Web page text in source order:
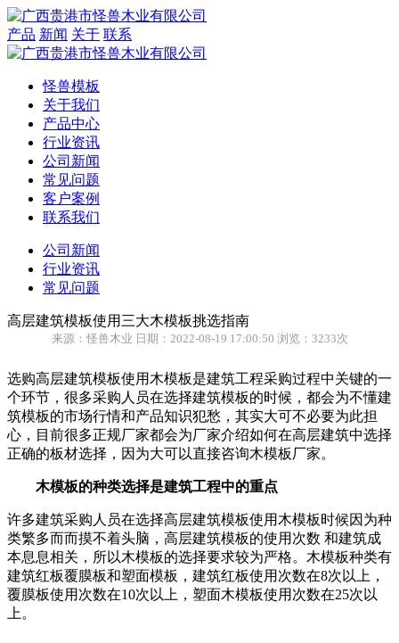
产品 新闻 关于 联系
怪兽模板
关于我们
产品中心
行业资讯
公司新闻
常见问题
客户案例
联系我们
公司新闻
行业资讯
常见问题
高层建筑模板使用三大木模板挑选指南
来源：怪兽木业 日期：2022-08-19 17:00:50 浏览：3233次
选购高层建筑模板使用木模板是建筑工程采购过程中关键的一
个环节，很多采购人员在选择建筑模板的时候，都会为不懂建
筑模板的市场行情和产品知识犯愁，其实大可不必要为此担
心，目前很多正规厂家都会为厂家介绍如何在高层建筑中选择
正确的板材选择，因为大可以直接咨询木模板厂家。
木模板的种类选择是建筑工程中的重点
许多建筑采购人员在选择高层建筑模板使用木模板时候因为种
类繁多而而摸不着头脑，高层建筑模板的使用次数 和建筑成
本息息相关，所以木模板的选择要求较为严格。木模板种类有
建筑红板覆膜板和塑面模板，建筑红板使用次数在8次以上，
覆膜板使用次数在10次以上，塑面木模板使用次数在25次以
上。